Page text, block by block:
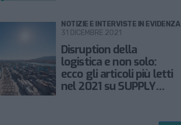
Disruption della
logistica e non solo:
ecco gli articoli più letti
nel 2021 su SUPPLY
NOTIZIE E INTERVISTE IN EVIDENZA
31 DICEMBRE 2021